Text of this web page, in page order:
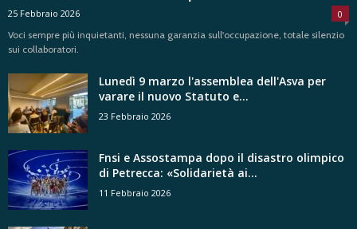
25 Febbraio 2026
0
Voci sempre più inquietanti, nessuna garanzia sull'occupazione, totale silenzio
sui collaboratori.
Lunedì 9 marzo l'assemblea dell'Asva per
varare il nuovo Statuto e...
23 Febbraio 2026
Fnsi e Assostampa dopo il disastro olimpico
di Petrecca: «Solidarietà ai...
11 Febbraio 2026